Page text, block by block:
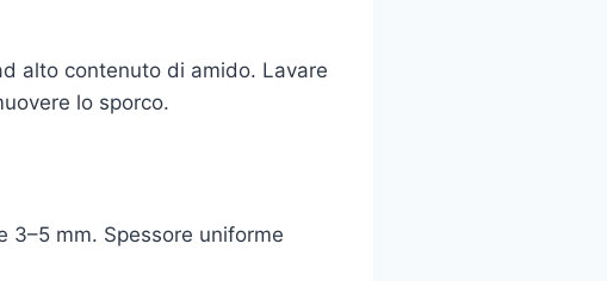
alto contenuto di amido. Lavare
lo sporco.
mm. Spessore uniforme